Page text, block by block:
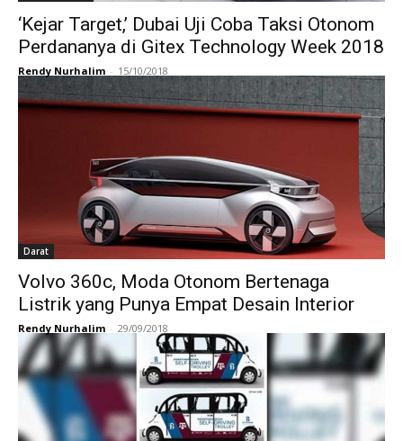
‘Kejar Target,’ Dubai Uji Coba Taksi Otonom
Perdananya di Gitex Technology Week 2018
Rendy Nurhalim - 15/10/2018
Darat
Volvo 360c, Moda Otonom Bertenaga
Listrik yang Punya Empat Desain Interior
Rendy Nurhalim - 29/09/2018